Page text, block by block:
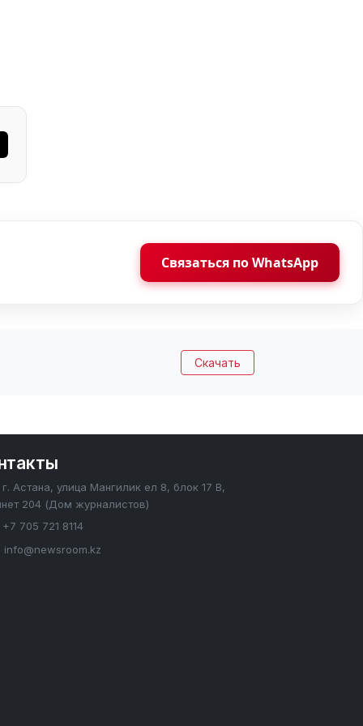
Связаться по WhatsApp
Скачать
г. Астана, улица Мангилик ел 8, блок 17 В,
204 (Дом журналистов)
+7 705 721 8114
info@newsroom.kz